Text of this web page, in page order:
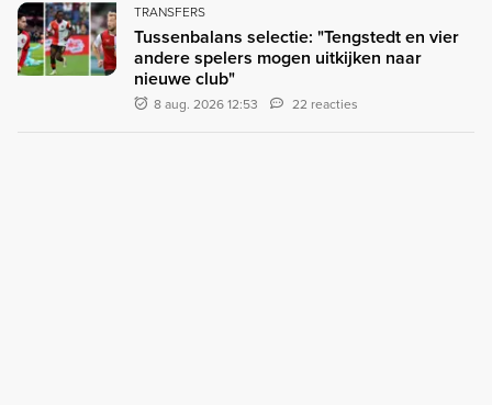
TRANSFERS
Tussenbalans selectie: "Tengstedt en vier
andere spelers mogen uitkijken naar
nieuwe club"
8 aug. 2026 12:53 22 reacties